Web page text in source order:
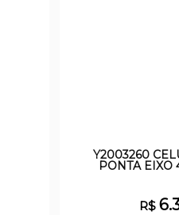
Y2003260
PONTA EIXO
R$